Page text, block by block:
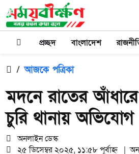
প্রচ্ছদ বাংলাদেশ
/ আজকে পত্রিকা
মদনে রাতের
চুরি থানায় অভিযোগ
অনলাইন ডেস্ক
২৫ ডিসেম্বর ২০২৫, ১১:৫৮ পূর্বাহ্ন |